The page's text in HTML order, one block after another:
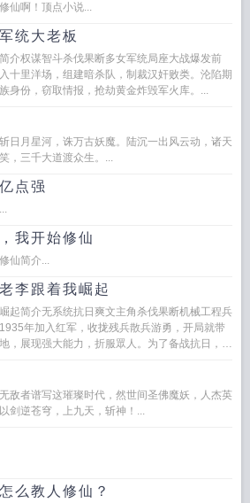
仙啊！顶点小说...
统大老板
介权谋智斗杀伐果断多女军统局座大战爆发前
十里洋场，组建暗杀队，制裁汉奸败类。沦陷期
身份，窃取情报，抢劫黄金炸毁军火库。...
日月星河，诛万古妖魔。陆沉一出风云动，诸天
，三千大道渡众生。...
点强
我开始修仙
仙简介...
李跟着我崛起
起简介无系统抗日爽文主角杀伐果断机械工程兵
年加入红军，收拢残兵散兵游勇，开局就带
，展现强大能力，折服眾人。为了备战抗日，苏
敌者谱写这璀璨时代，然世间圣佛魔妖，人杰英
剑逆苍穹，上九天，斩神！...
么教人修仙？